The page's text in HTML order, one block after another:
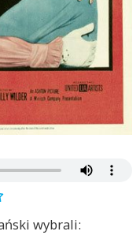
wybrali: